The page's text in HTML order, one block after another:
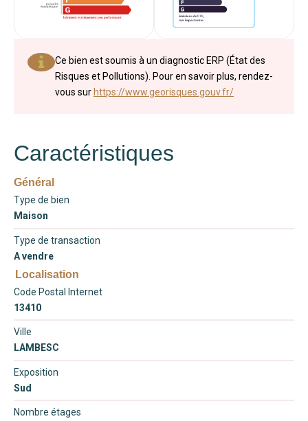
Ce bien est soumis à un diagnostic ERP (État des
Risques et Pollutions). Pour en savoir plus, rendez-
vous sur https://www.georisques.gouv.fr/
Caractéristiques
Général
Type de bien
Maison
Type de transaction
A vendre
Localisation
Code Postal Internet
13410
Ville
LAMBESC
Exposition
Sud
Nombre étages